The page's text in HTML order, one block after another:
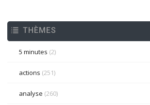
THÈMES
5 minutes (2)
actions (251)
analyse (260)